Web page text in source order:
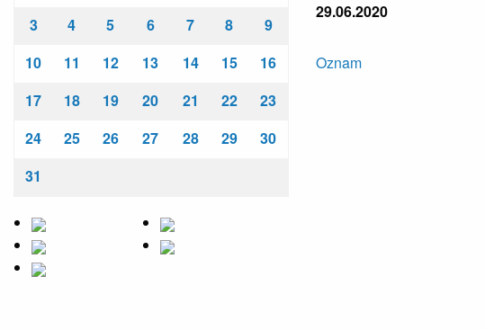
3
4 5 6 7 8
9
10
11 12 13 14 15
16
17
18 19 20 21 22
23
24
25 26 27 28 29
30
31
29.06.2020
Oznam